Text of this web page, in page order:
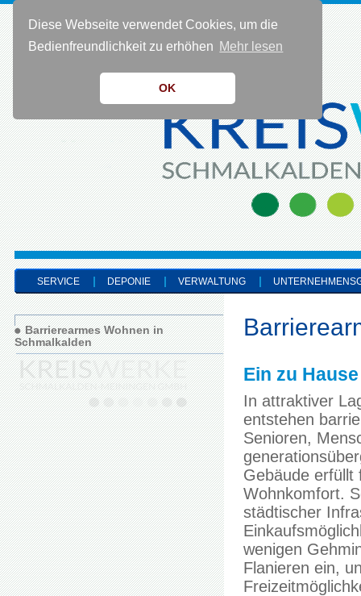
Diese Webseite verwendet Cookies, um die
Bedienfreundlichkeit zu erhöhen Mehr lesen
OK
KONTAKT 0 36 83 - 40 91 0
SERVICE DEPONIE VERWALTUNG
Ein zu
In attraktiver
entstehen
Senioren,
Gebäude erfüllt
Wohnkomfort.
städtischer
wenigen
Flanieren ein,
Barrierearmes Wohnen in
Schmalkalden